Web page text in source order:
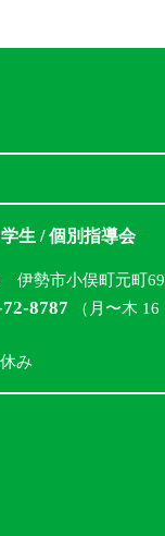
生 / 個別指導会
伊勢市小俣町元町
8787 （月〜木
み